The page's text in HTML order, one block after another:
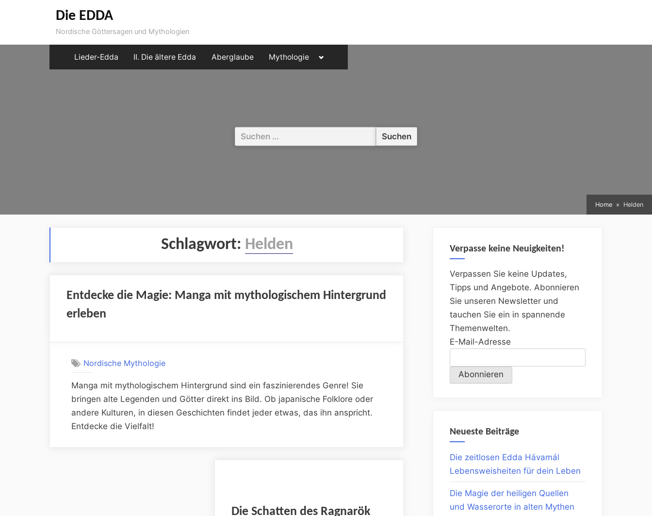
Die EDDA
Nordische Göttersagen und Mythologien
Lieder-Edda II. Die ältere Edda Aberglaube Mythologie
Toggle
menu
Suchen
nach:
Home Helden
Schlagwort: Helden
Entdecke die Magie: Manga mit mythologischem Hintergrund
erleben
Nordische Mythologie
Manga mit mythologischem Hintergrund sind ein faszinierendes Genre! Sie
bringen alte Legenden und Götter direkt ins Bild. Ob japanische Folklore oder
andere Kulturen, in diesen Geschichten findet jeder etwas, das ihn anspricht.
Entdecke die Vielfalt!
Die Schatten des Ragnarök
Verpasse keine Neuigkeiten!
Verpassen Sie keine Updates,
Tipps und Angebote. Abonnieren
Sie unseren Newsletter und
tauchen Sie ein in spannende
Themenwelten.
E-Mail-Adresse
Neueste Beiträge
Die zeitlosen Edda Hávamál
Lebensweisheiten für dein Leben
Die Magie der heiligen Quellen
und Wasserorte in alten Mythen